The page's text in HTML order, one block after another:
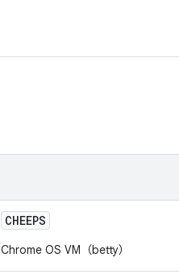
CHEEPS
Chrome OS VM（betty）